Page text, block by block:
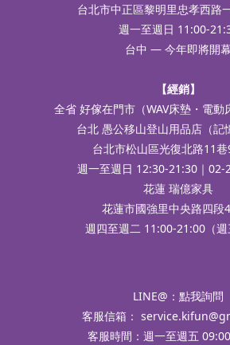
台北市中正區黎明里忠孝西路
週一至週日 11:00-
台中 — 今年即將開幕
【經銷】
全省 好傢在門市（WAV床墊・電動
台北 愚公移山登山用品店（記
台北市松山區光復北路11巷
週一至週日 12:30-21:30｜02-
花蓮 瑞億家具
花蓮市國強里中央路四段
週四至週二 11:00-21:00（週
LINE@： 點我詢問
客服信箱：
客服時間：週一至週五